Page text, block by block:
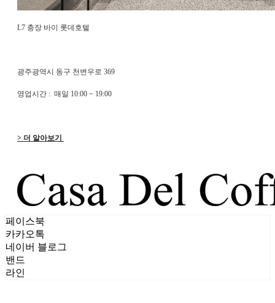
L7 충장 바이 롯데호텔
광주광역시 동구 천변우로 369
영업시간 : 매일 10:00 ~ 19:00
> 더 알아보기
페이스북
카카오톡
네이버 블로그
밴드
라인